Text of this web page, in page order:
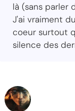
là (sans parler
J'ai vraiment
coeur surtout
silence des